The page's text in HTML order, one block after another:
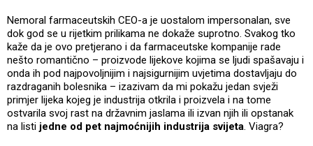
Nemoral farmaceutskih CEO-a je uostalom impersonalan, sve
dok god se u rijetkim prilikama ne dokaže suprotno. Svakog tko
kaže da je ovo pretjerano i da farmaceutske kompanije rade
nešto romantično – proizvode lijekove kojima se ljudi spašavaju i
onda ih pod najpovoljnijim i najsigurnijim uvjetima dostavljaju do
razdraganih bolesnika – izazivam da mi pokažu jedan svježi
primjer lijeka kojeg je industrija otkrila i proizvela i na tome
ostvarila svoj rast na državnim jaslama ili izvan njih ili opstanak
na listi jedne od pet najmoćnijih industrija svijeta. Viagra?